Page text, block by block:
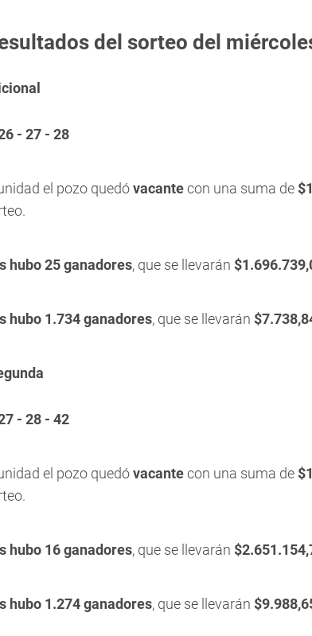
del sorteo del
- 27 - 28
el pozo quedóvacantecon una suma de
hubo 25 ganadores, que se llevarán
hubo 1.734 ganadores, que se llevarán
- 28 - 42
el pozo quedóvacantecon una suma de
hubo 16 ganadores, que se llevarán
hubo 1.274 ganadores, que se llevarán